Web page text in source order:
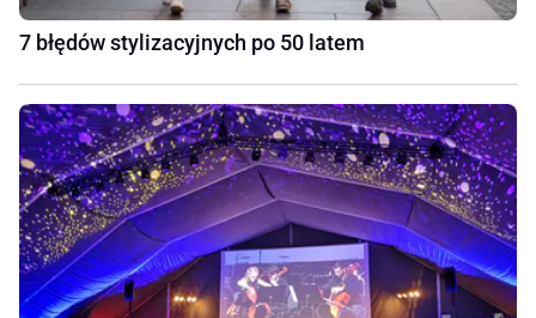
7 błędów stylizacyjnych po 50 latem